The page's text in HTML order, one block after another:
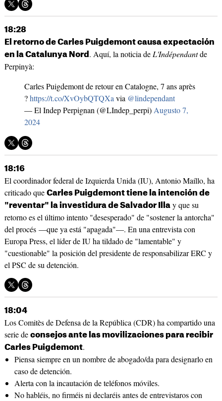
18:28
El retorno de Carles Puigdemont causa expectación
en la Catalunya Nord . Aquí, la noticia deL'Indépendantde
Perpinyà:
Carles Puigdemont de retour en Catalogne, 7 ans après
?https://t.co/XvOybQTQXavia @lindependant
— El Indep Perpignan (@LIndep_perpi)Augusto 7,
2024
18:16
El coordinador federal de Izquierda Unida (IU), Antonio Maíllo, ha
criticado que Carles Puigdemont tiene la intención de
"reventar" la investidura de Salvador Illay que su
retorno es el último intento "desesperado" de "sostener la antorcha"
del procés —que ya está "apagada"—. En una entrevista con
Europa Press, el líder de IU ha tildado de "lamentable" y
"cuestionable" la posición del presidente de responsabilizar ERC y
el PSC de su detención.
18:04
Los Comitès de Defensa de la República (CDR) ha compartido una
serie de consejos ante las movilizaciones para recibir
Carles Puigdemont.
Piensa siempre en un nombre de abogado/da para designarlo en
caso de detención.
Alerta con la incautación de teléfonos móviles.
No habléis, no firméis ni declaréis antes de entrevistaros con